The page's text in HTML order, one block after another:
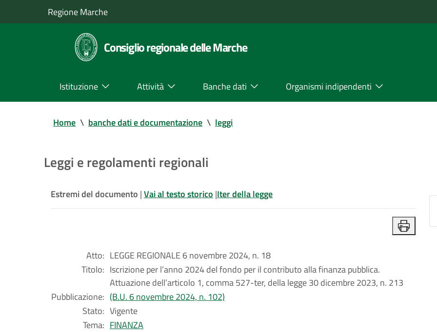
Regione Marche
Consiglio regionale delle Marche
Istituzione Attività Banche dati Organismi indipendenti
Home \ banche dati e documentazione \ leggi
Leggi e regolamenti regionali
Estremi del documento |Vai al testo storico |Iter della legge
Atto: LEGGE REGIONALE 6 novembre 2024, n. 18
Titolo: Iscrizione per l’anno 2024 del fondo per il contributo alla finanza pubblica.
Attuazione dell’articolo 1, comma 527-ter, della legge 30 dicembre 2023, n. 213
Pubblicazione: (B.U. 6 novembre 2024, n. 102)
Stato: Vigente
Tema: FINANZA